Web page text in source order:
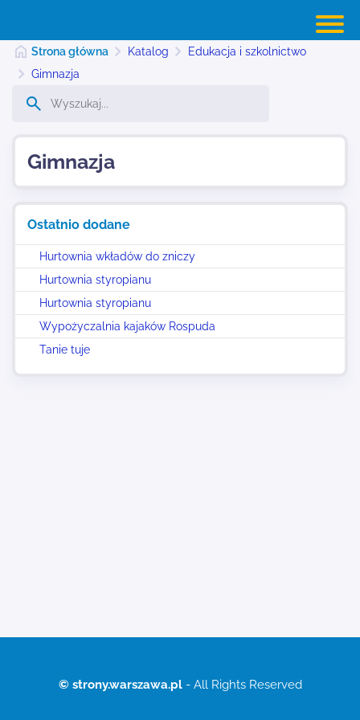
Najnowsze
Kontakt
Strona główna Katalog
Edukacja i szkolnictwo
Gimnazja
Ostatnio dodane
Hurtownia wkładów do zniczy
Hurtownia styropianu
Hurtownia styropianu
Wypożyczalnia kajaków Rospuda
Tanie tuje
Gimnazja
© strony.warszawa.pl- All Rights Reserved